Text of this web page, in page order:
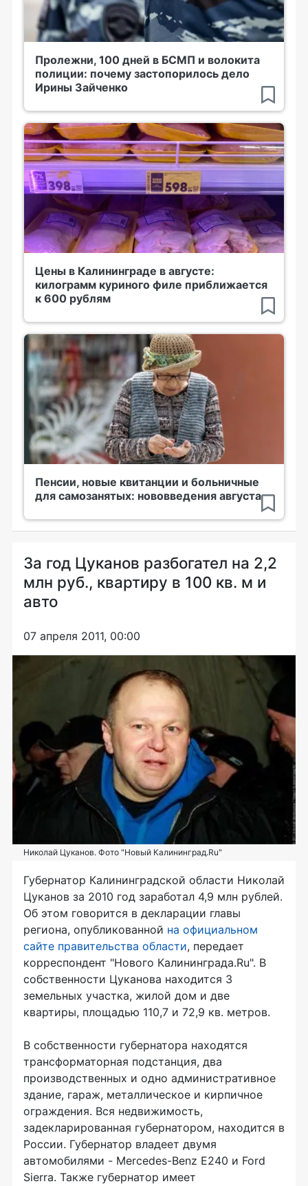
Пролежни, 100 дней в БСМП и волокита
полиции: почему застопорилось дело
Ирины Зайченко
Цены в Калининграде в августе:
килограмм куриного филе приближается
к 600 рублям
Пенсии, новые квитанции и больничные
для самозанятых: нововведения августа
За год Цуканов разбогател на 2,2
млн руб., квартиру в 100 кв. м и
авто
07 апреля 2011, 00:00
Николай Цуканов. Фото "Новый Калининград.Ru"
Губернатор Калининградской области Николай
Цуканов за 2010 год заработал 4,9 млн рублей.
Об этом говорится в декларации главы
региона, опубликованной на официальном
сайте правительства области, передает
корреспондент "Нового Калининграда.Ru". В
собственности Цуканова находится 3
земельных участка, жилой дом и две
квартиры, площадью 110,7 и 72,9 кв. метров.
В собственности губернатора находятся
трансформаторная подстанция, два
производственных и одно административное
здание, гараж, металлическое и кирпичное
ограждения. Вся недвижимость,
задекларированная губернатором, находится в
России. Губернатор владеет двумя
автомобилями - Mercedes-Benz E240 и Ford
Sierra. Также губернатор имеет